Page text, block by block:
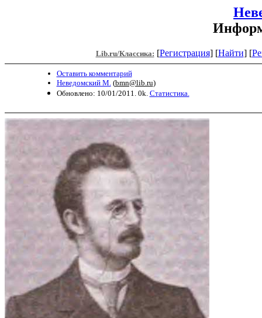
Lib.ru/Классика: [Регистрация] [Найти] [
Оставить комментарий
Неведомский М. (bmn@lib.ru)
Обновлено: 10/01/2011. 0k. Статистика.